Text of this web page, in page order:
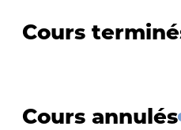
Cours
Cours annulés